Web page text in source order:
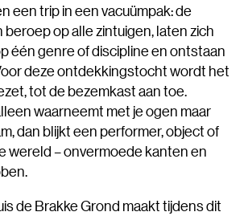
een trip in een vacuümpak: de
op alle zintuigen, laten zich
één genre of discipline en ontstaan
deze ontdekkingstocht wordt het
tot de bezemkast aan toe.
waarneemt met je ogen maar
dan blijkt een performer, object of
wereld – onvermoede kanten en
de Brakke Grond maakt tijdens dit